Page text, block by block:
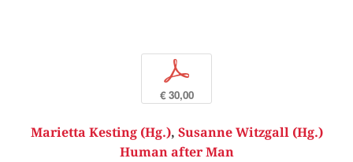
p
€ 30,00
Marietta Kesting (Hg.), Susanne Witzgall (Hg.)
Human after Man